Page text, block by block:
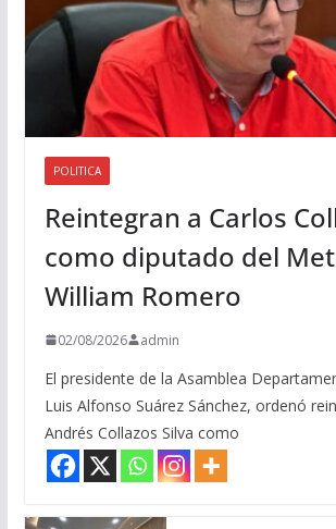
POLITICA
Reintegran a Carlos
como diputado del
William Romero
02/08/2026 admin
El presidente de la Asamblea
Luis Alfonso Suárez Sánchez, ordenó
Andrés Collazos Silva como